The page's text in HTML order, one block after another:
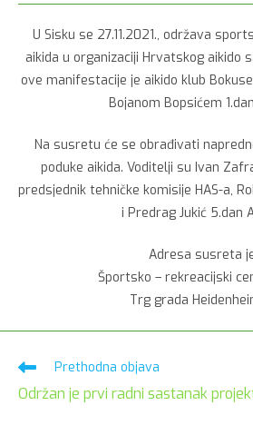
U Sisku se 27.11.2021., održava
aikida u organizaciji Hrvatskog aikido
ove manifestacije je aikido klub
Bojanom Bopsićem
Na susretu će se obrađivati
poduke aikida. Voditelji su Ivan
predsjednik tehničke komisije HAS-a,
i Predrag Jukić 5.dan
Adresa susreta
Športsko – rekreacijski
Trg grada
Pročitaj
više
članaka
Prethodna objava
Održan je prvi radni sastanak